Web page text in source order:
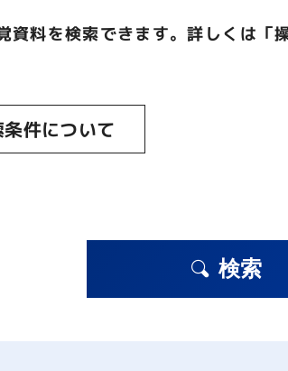
資料を検索できます。詳しくは
件について
検索